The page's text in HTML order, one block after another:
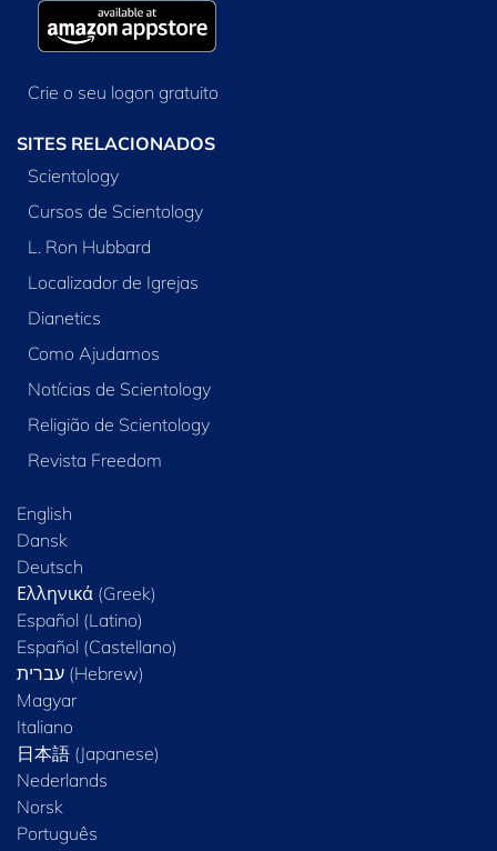
Crie o seu logon gratuito
SITES RELACIONADOS
Scientology
Cursos de Scientology
L. Ron Hubbard
Localizador de Igrejas
Dianetics
Como Ajudamos
Notícias de Scientology
Religião de Scientology
Revista Freedom
English
Dansk
Deutsch
Ελληνικά (Greek)
Español (Latino)
Español (Castellano)
Magyar
Italiano
日本語 (Japanese)
Nederlands
Norsk
Português